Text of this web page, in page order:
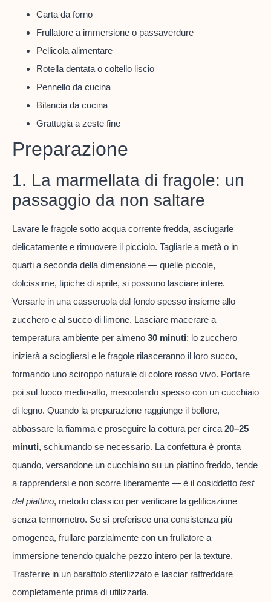
Carta da forno
Frullatore a immersione o passaverdure
Pellicola alimentare
Rotella dentata o coltello liscio
Pennello da cucina
Bilancia da cucina
Grattugia a zeste fine
Preparazione
1. La marmellata di fragole: un
passaggio da non saltare
Lavare le fragole sotto acqua corrente fredda, asciugarle
delicatamente e rimuovere il picciolo. Tagliarle a metà o in
quarti a seconda della dimensione — quelle piccole,
dolcissime, tipiche di aprile, si possono lasciare intere.
Versarle in una casseruola dal fondo spesso insieme allo
zucchero e al succo di limone. Lasciare macerare a
temperatura ambiente per almeno 30 minuti: lo zucchero
inizierà a sciogliersi e le fragole rilasceranno il loro succo,
formando uno sciroppo naturale di colore rosso vivo. Portare
poi sul fuoco medio-alto, mescolando spesso con un cucchiaio
di legno. Quando la preparazione raggiunge il bollore,
abbassare la fiamma e proseguire la cottura per circa 20–25
minuti, schiumando se necessario. La confettura è pronta
quando, versandone un cucchiaino su un piattino freddo, tende
a rapprendersi e non scorre liberamente — è il cosiddetto test
del piattino, metodo classico per verificare la gelificazione
senza termometro. Se si preferisce una consistenza più
omogenea, frullare parzialmente con un frullatore a
immersione tenendo qualche pezzo intero per la texture.
Trasferire in un barattolo sterilizzato e lasciar raffreddare
completamente prima di utilizzarla.